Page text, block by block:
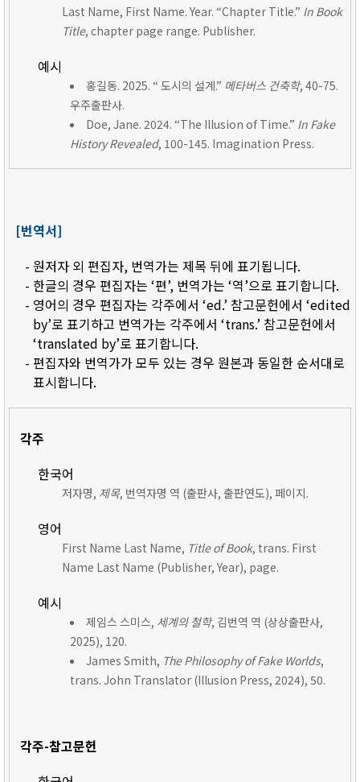
Last Name, First Name. Year. “Chapter Title.” In Book
Title, chapter page range. Publisher.
예시
홍길동. 2025. “ 도시의 설계.” 메타버스 건축학, 40-75.
우주출판사.
Doe, Jane. 2024. “The Illusion of Time.” In Fake
History Revealed, 100-145. Imagination Press.
[번역서]
- 원저자 외 편집자, 번역가는 제목 뒤에 표기됩니다.
- 한글의 경우 편집자는 ‘편’, 번역가는 ‘역’으로 표기합니다.
- 영어의 경우 편집자는 각주에서 ‘ed.’ 참고문헌에서 ‘edited
by’로 표기하고 번역가는 각주에서 ‘trans.’ 참고문헌에서
‘translated by’로 표기합니다.
- 편집자와 번역가가 모두 있는 경우 원본과 동일한 순서대로
표시합니다.
각주
한국어
저자명, 제목, 번역자명 역 (출판사, 출판연도), 페이지.
영어
First Name Last Name, Title of Book, trans. First
Name Last Name (Publisher, Year), page.
예시
제임스 스미스, 세계의 철학, 김번역 역 (상상출판사,
2025), 120.
James Smith, The Philosophy of Fake Worlds,
trans. John Translator (Illusion Press, 2024), 50.
각주-참고문헌